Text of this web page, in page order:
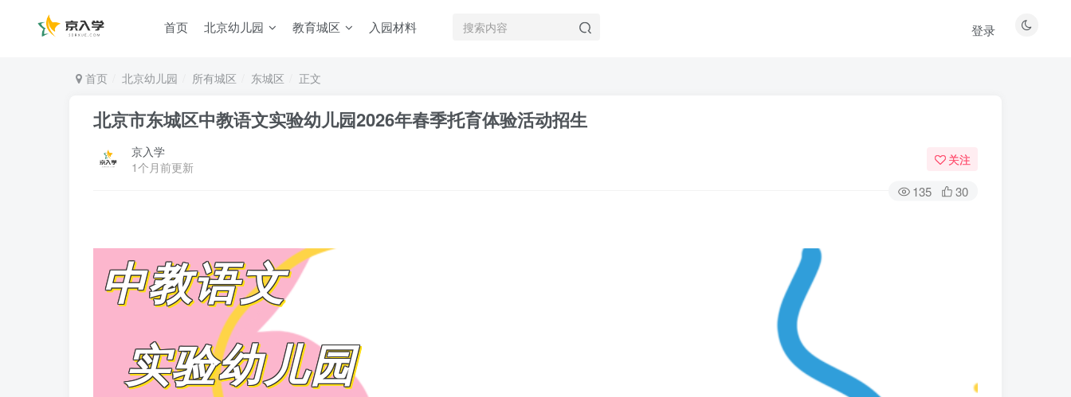
首页 北京幼儿园 教育城区 入园材料 登录
首页 北京幼儿园 所有城区 东城区 正文
北京市东城区中教语文实验幼儿园2026年春季托育体验活动招生
京入学
1个月前更新
关注
135 30
中教语文
实验幼儿园